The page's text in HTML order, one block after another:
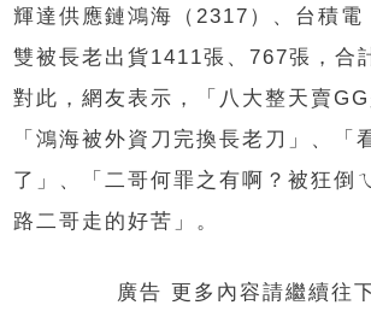
輝達供應鏈鴻海（2317）、台積電
雙被長老出貨1411張、767張，合
對此，網友表示，「八大整天賣GG
「鴻海被外資刀完換長老刀」、「
了」、「二哥何罪之有啊？被狂倒
路二哥走的好苦」。
廣告 更多內容請繼續往